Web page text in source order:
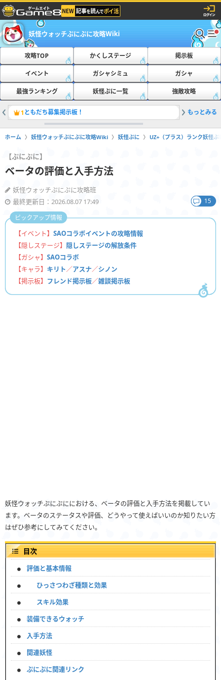
妖怪ウォッチぷにぷに攻略Wiki
攻略TOP かくしステージ 掲示板
イベント ガシャシミュ ガシャ
最強ランキング 妖怪ぷに一覧 強敵攻略
1 ともだち募集掲示板！ 2おたす
もっとみる
ホーム 妖怪ウォッチぷにぷに攻略Wiki 妖怪ぷに UZ+（プラス）ランク妖怪ぷ
【ぷにぷに】
ベータの評価と入手方法
妖怪ウォッチぷにぷに攻略班
最終更新日：2026.08.07 17:49
15
【イベント】 SAOコラボイベントの攻略情報
【隠しステージ】 隠しステージの解放条件
【ガシャ】 SAOコラボ
【キャラ】 キリト／アスナ／シノン
【掲示板】 フレンド掲示板／雑談掲示板
ピックアップ情報
妖怪ウォッチぷにぷににおける、ベータの評価と入手方法を掲載してい
ます。ベータのステータスや評価、どうやって使えばいいのか知りたい方
はぜひ参考にしてみてください。
目次
評価と基本情報
ひっさつわざ種類と効果
スキル効果
装備できるウォッチ
入手方法
関連妖怪
ぷにぷに関連リンク